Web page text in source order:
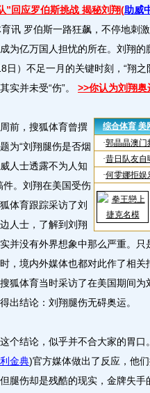
”回应罗伯斯挑战 揭秘刘翔(助威
讯 罗伯斯一路狂飙，不停地刺
为亿万国人担忧的所在。刘翔
日）不足一月的关键时刻，“翔
实并未受“伤”。 >>你认为刘翔奥
，搜狐体育曾撰
为“刘翔腿伤是否烟
人士透露不为人知
件。刘翔在美国受伤
体育跟踪采访了刘
人士，了解到刘翔
并没有外界想象中那么严重。
，境内外媒体也都对此作了相
狐体育当时采访了在美国期间
出结论：刘翔腿伤无碍奥运。
结论，似乎并不合大家的胃口
金典)官方媒体做出了反应，他
腿伤却是残酷的现实，金牌失手